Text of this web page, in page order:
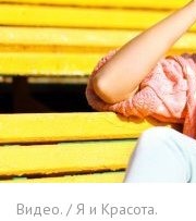
Видео. / Я и Красота.